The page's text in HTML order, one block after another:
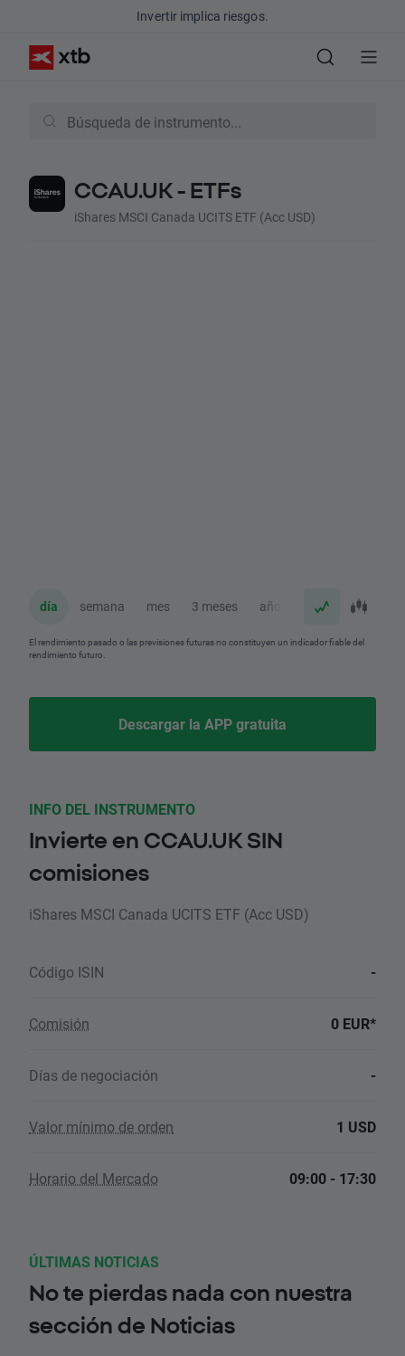
Invertir implica riesgos.
CCAU.UK - ETFs
iShares MSCI Canada UCITS ETF (Acc USD)
día semana mes 3 meses año
El rendimiento pasado o las previsiones futuras no constituyen un indicador fiable del
rendimiento futuro.
Descargar la APP gratuita
INFO DEL INSTRUMENTO
Invierte en CCAU.UK SIN
comisiones
iShares MSCI Canada UCITS ETF (Acc USD)
Código ISIN -
Comisión 0 EUR*
Días de negociación -
Valor mínimo de orden 1 USD
Horario del Mercado 09:00 - 17:30
ÚLTIMAS NOTICIAS
No te pierdas nada con nuestra
sección de Noticias